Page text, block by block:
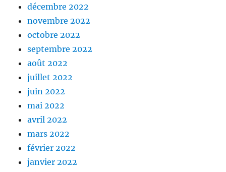
décembre 2022
novembre 2022
octobre 2022
septembre 2022
août 2022
juillet 2022
juin 2022
mai 2022
avril 2022
mars 2022
février 2022
janvier 2022